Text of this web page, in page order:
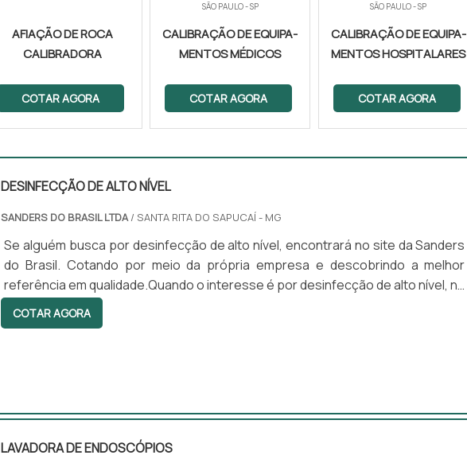
AFIAÇÃO DE ROCA
CALIBRADORA
COTAR AGORA
SÃO PAULO - SP
CALIBRAÇÃO DE EQUIPA­
MENTOS MÉDICOS
COTAR AGORA
SÃO PAULO - SP
CALIBRAÇÃO DE EQUIPA­
MENTOS HOSPITALARES
COTAR AGORA
DESINFECÇÃO DE ALTO NÍVEL
SANDERS DO BRASIL LTDA / SANTA RITA DO SAPUCAÍ - MG
Se alguém busca por desinfecção de alto nível, encontrará no site da Sanders
do Brasil. Cotando por meio da própria empresa e descobrindo a melhor
referência em qualidade.Quando o interesse é por desinfecção de alto nível, na
Sanders do Brasil irá encontrar excelente custo-benefício com produtos
desenvolvidos para servir mais e melhor.ALGUNS DETALHES SOBRE
COTAR AGORA
LAVADORA DE ENDOSCÓPIOS